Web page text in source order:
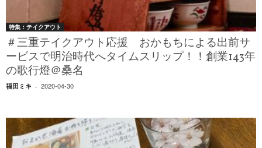
特集：テイクアウト
＃三重テイクアウト応援 おかもちによる出前サ
ービスで明治時代へタイムスリップ！！創業143年
の歌行燈＠桑名
福田ミキ - 2020-04-30